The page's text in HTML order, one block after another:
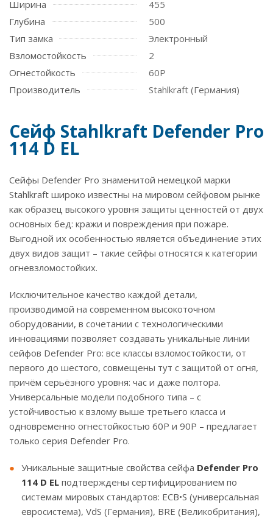
Ширина
455
Глубина
500
Тип замка
Электронный
Взломостойкость
2
Огнестойкость
60P
Производитель
Stahlkraft (Германия)
Сейф Stahlkraft Defender Pro
114 D EL
Сейфы Defender Pro знаменитой немецкой марки
Stahlkraft широко известны на мировом сейфовом рынке
как образец высокого уровня защиты ценностей от двух
основных бед: кражи и повреждения при пожаре.
Выгодной их особенностью является объединение этих
двух видов защит – такие сейфы относятся к категории
огневзломостойких.
Исключительное качество каждой детали,
производимой на современном высокоточном
оборудовании, в сочетании с технологическими
инновациями позволяет создавать уникальные линии
сейфов Defender Pro: все классы взломостойкости, от
первого до шестого, совмещены тут с защитой от огня,
причём серьёзного уровня: час и даже полтора.
Универсальные модели подобного типа – с
устойчивостью к взлому выше третьего класса и
одновременно огнестойкостью 60P и 90P – предлагает
только серия Defender Pro.
Уникальные защитные свойства сейфа Defender Pro
114 D EL подтверждены сертифицированием по
системам мировых стандартов: ECB•S (универсальная
евросистема), VdS (Германия), BRE (Великобритания),